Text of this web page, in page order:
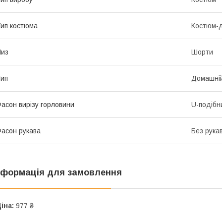
костюма Костюм-
Шорти
вирізу горловини U-
рукава Без
для замовлення
977 ₴